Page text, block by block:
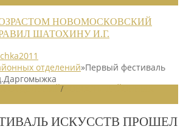
НОВОМОСКОВСКИЙ
ШАТОХИНУ И.Г.
отделений»Первый фестиваль
/
ИСКУССТВ ПРОШЕЛ